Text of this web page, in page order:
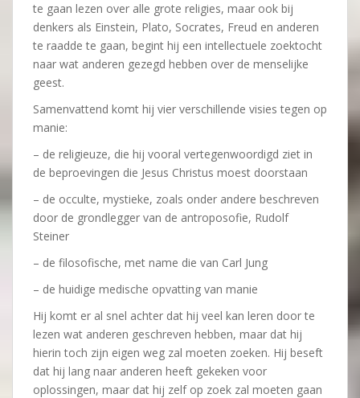
te gaan lezen over alle grote religies, maar ook bij
denkers als Einstein, Plato, Socrates, Freud en anderen
te raadde te gaan, begint hij een intellectuele zoektocht
naar wat anderen gezegd hebben over de menselijke
geest.
Samenvattend komt hij vier verschillende visies tegen op
manie:
– de religieuze, die hij vooral vertegenwoordigd ziet in
de beproevingen die Jesus Christus moest doorstaan
– de occulte, mystieke, zoals onder andere beschreven
door de grondlegger van de antroposofie, Rudolf
Steiner
– de filosofische, met name die van Carl Jung
– de huidige medische opvatting van manie
Hij komt er al snel achter dat hij veel kan leren door te
lezen wat anderen geschreven hebben, maar dat hij
hierin toch zijn eigen weg zal moeten zoeken. Hij beseft
dat hij lang naar anderen heeft gekeken voor
oplossingen, maar dat hij zelf op zoek zal moeten gaan